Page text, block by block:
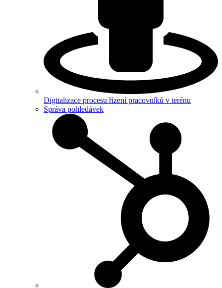
Digitalizace procesu řízení pracovníků v terénu
Správa pohledávek